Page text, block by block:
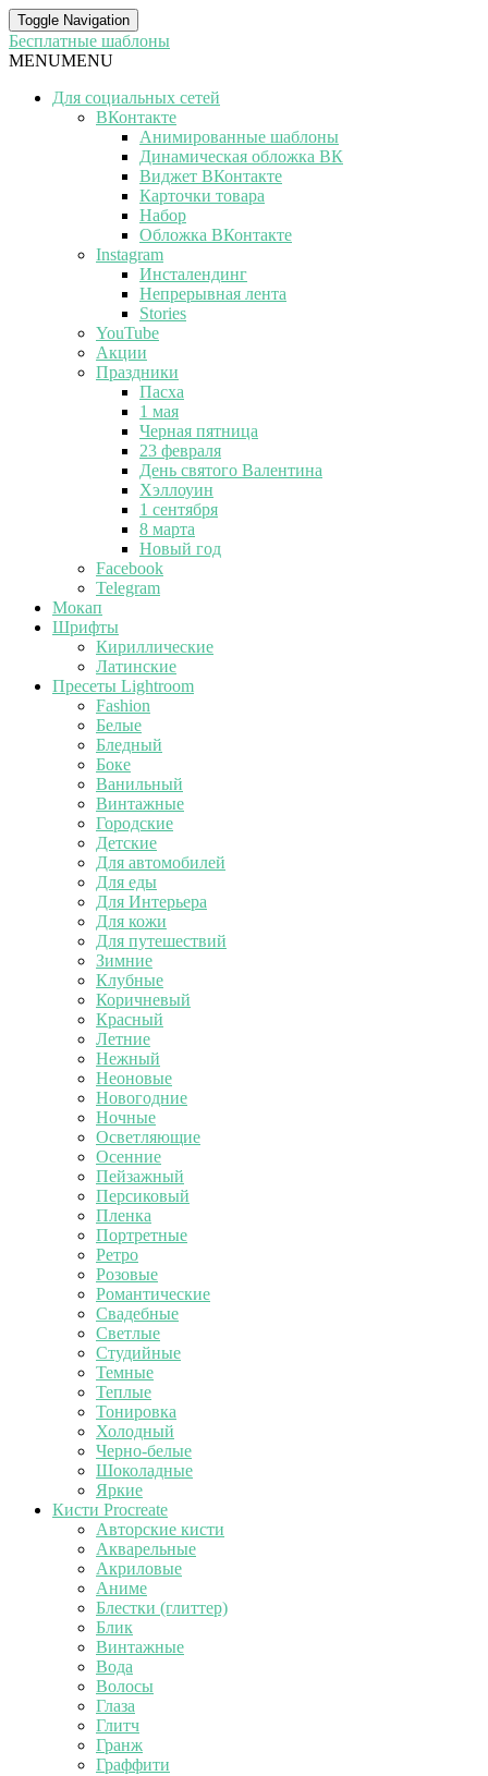
Toggle Navigation
Бесплатные шаблоны
MENUMENU
Для социальных сетей
ВКонтакте
Анимированные шаблоны
Динамическая обложка ВК
Виджет ВКонтакте
Карточки товара
Набор
Обложка ВКонтакте
Instagram
Инсталендинг
Непрерывная лента
Stories
YouTube
Акции
Праздники
Пасха
1 мая
Черная пятница
23 февраля
День святого Валентина
Хэллоуин
1 сентября
8 марта
Новый год
Facebook
Telegram
Мокап
Шрифты
Кириллические
Латинские
Пресеты Lightroom
Fashion
Белые
Бледный
Боке
Ванильный
Винтажные
Городские
Детские
Для автомобилей
Для еды
Для Интерьера
Для кожи
Для путешествий
Зимние
Клубные
Коричневый
Красный
Летние
Нежный
Неоновые
Новогодние
Ночные
Осветляющие
Осенние
Пейзажный
Персиковый
Пленка
Портретные
Ретро
Розовые
Романтические
Свадебные
Светлые
Студийные
Темные
Теплые
Тонировка
Холодный
Черно-белые
Шоколадные
Яркие
Кисти Procreate
Авторские кисти
Акварельные
Акриловые
Аниме
Блестки (глиттер)
Блик
Винтажные
Вода
Волосы
Глаза
Глитч
Гранж
Граффити